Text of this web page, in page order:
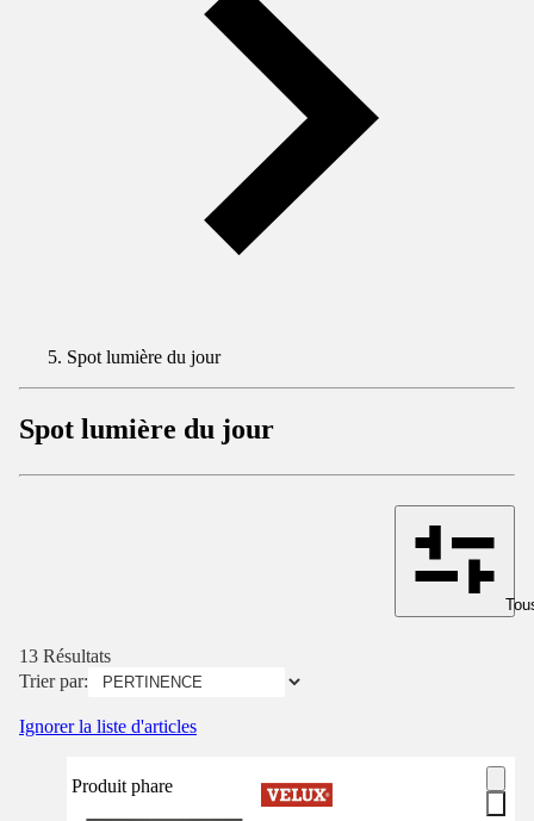
Spot lumière du jour
Spot lumière du jour
13 Résultats
Trier par:
Ignorer la liste d'articles
Produit phare